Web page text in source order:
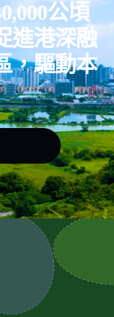
公頃
進港深融
，驅動本